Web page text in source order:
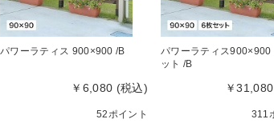
パワーラティス 900×900 /B
￥6,080 (税込)
52ポイント
パワーラティス900×900
ット /B
￥
311